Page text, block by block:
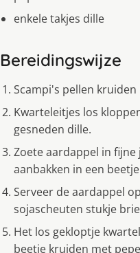
enkele takjes dille
Bereidingswijze
Scampi's pellen
Kwarteleitjes los
gesneden dille.
Zoete aardappel in
aanbakken in een
Serveer de aardappel
sojascheuten stukje
Het los gekloptje
beetje kruiden met